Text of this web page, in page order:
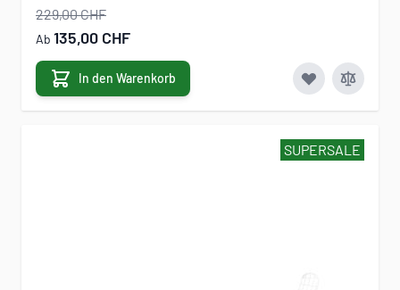
229,00 CHF
Ab 135,00 CHF
In den Warenkorb
SUPERSALE